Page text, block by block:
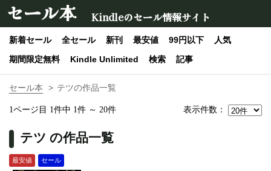
セール本 Kindleのセール情報サイト
新着セール 全セール 新刊 最安値 99円以下
人気
期間限定無料
Kindle Unlimited 検索 記事
セール本 テツの作品一覧
1ページ目 1件中 1件 ～ 20件 表示件数：
テツ の作品一覧
最安値 セール